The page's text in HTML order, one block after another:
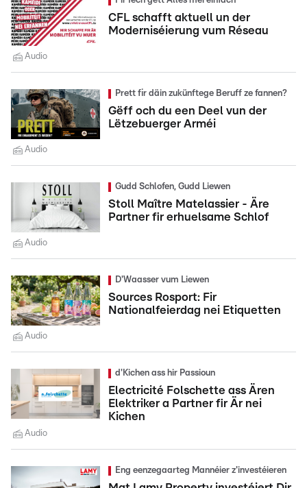
CFL schafft aktuell un der
Moderniséierung vum Réseau
Audio
Prett fir däin zukünftege Beruff ze fannen?
Gëff och du een Deel vun der
Lëtzebuerger Arméi
Audio
Gudd Schlofen, Gudd Liewen
Stoll Maître Matelassier - Äre
Partner fir erhuelsame Schlof
Audio
D'Waasser vum Liewen
Sources Rosport: Fir
Nationalfeierdag nei Etiquetten
Audio
d'Kichen ass hir Passioun
Electricité Folschette ass Ären
Elektriker a Partner fir Är nei
Kichen
Audio
Eng eenzegaarteg Mannéier z'investéieren